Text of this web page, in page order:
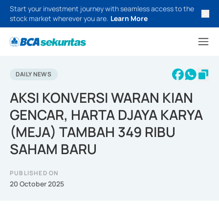
Start your investment journey with seamless access to the
stock market wherever you are. Learn More
DAILY NEWS
AKSI KONVERSI WARAN KIAN
GENCAR, HARTA DJAYA KARYA
(MEJA) TAMBAH 349 RIBU
SAHAM BARU
PUBLISHED ON
20 October 2025